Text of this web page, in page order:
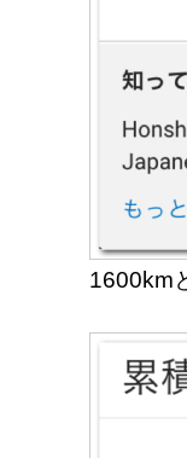
1600km